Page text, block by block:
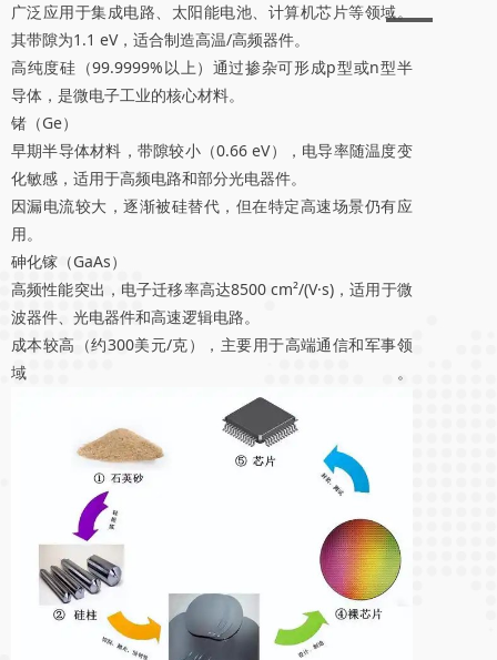
广泛应用于集成电路、太阳能电池、计算机芯片等领域。
其带隙为1.1 eV，适合制造高温/高频器件。
高纯度硅（99.9999%以上）通过掺杂可形成p型或n型半
导体，是微电子工业的核心材料。
‌锗（Ge）‌
早期半导体材料，带隙较小（0.66 eV），电导率随温度变
化敏感，适用于高频电路和部分光电器件。
因漏电流较大，逐渐被硅替代，但在特定高速场景仍有应
用。
‌砷化镓（GaAs）‌
高频性能突出‌，电子迁移率高达8500 cm²/(V·s)，适用于微
波器件、光电器件和高速逻辑电路。
成本较高（约300美元/克），主要用于高端通信和军事领
域。